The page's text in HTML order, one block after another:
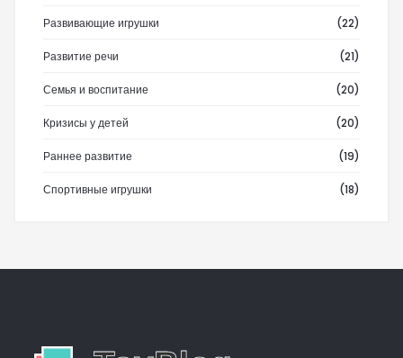
Развивающие игрушки (22)
Развитие речи (21)
Семья и воспитание (20)
Кризисы у детей (20)
Раннее развитие (19)
Спортивные игрушки (18)